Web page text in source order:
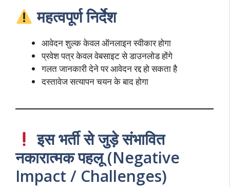
महत्वपूर्ण निर्देश
आवेदन शुल्क केवल ऑनलाइन स्वीकार होगा
प्रवेश पत्र केवल वेबसाइट से डाउनलोड होंगे
गलत जानकारी देने पर आवेदन रद्द हो सकता है
दस्तावेज सत्यापन चयन के बाद होगा
इस भर्ती से जुड़े संभावित
नकारात्मक पहलू (Negative
Impact / Challenges)